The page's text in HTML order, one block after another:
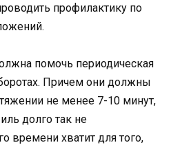
профилактику по
помочь периодическая
Причем они должны
не менее 7-10 минут,
долго так не
времени хватит для того,